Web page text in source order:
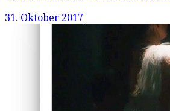
31. Oktober 2017